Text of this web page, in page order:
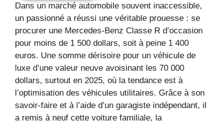
Dans un marché automobile souvent inaccessible,
un passionné a réussi une véritable prouesse : se
procurer une Mercedes-Benz Classe R d’occasion
pour moins de 1 500 dollars, soit à peine 1 400
euros. Une somme dérisoire pour un véhicule de
luxe d’une valeur neuve avoisinant les 70 000
dollars, surtout en 2025, où la tendance est à
l’optimisation des véhicules utilitaires. Grâce à son
savoir-faire et à l’aide d’un garagiste indépendant, il
a remis à neuf cette voiture familiale, la